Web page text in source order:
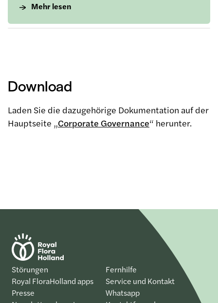
Mehr lesen
Download
Laden Sie die dazugehörige Dokumentation auf der
Hauptseite „Corporate Governance“ herunter.
Störungen
Royal FloraHolland apps
Presse
Fernhilfe
Service und Kontakt
Whatsapp